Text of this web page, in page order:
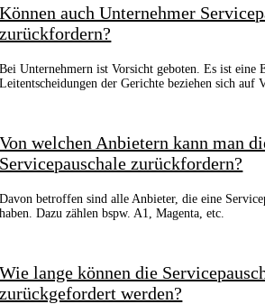
Können auch Unternehmer
zurückfordern?
Bei Unternehmern ist Vorsicht geboten. Es ist eine
Leitentscheidungen der Gerichte beziehen sich auf
Von welchen Anbietern kann man
Servicepauschale zurückfordern?
Davon betroffen sind alle Anbieter, die eine
haben. Dazu zählen bspw. A1, Magenta, etc.
Wie lange können die
zurückgefordert werden?